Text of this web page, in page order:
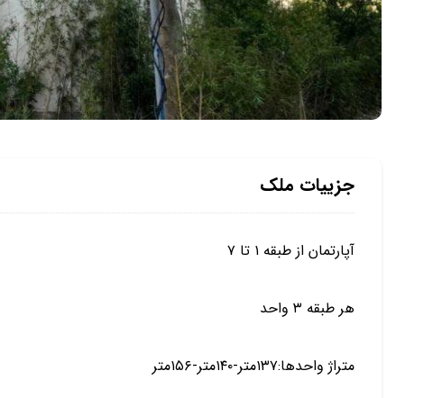
جزییات ملک
آپارتمان از طبقه ۱ تا ۷
هر طبقه ۳ واحد
متراژ واحدها:۱۳۷متر-۱۴۰متر-۱۵۶متر